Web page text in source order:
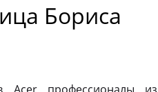
Бориса